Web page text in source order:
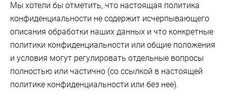
Мы хотели бы отметить, что настоящая политика
конфиденциальности не содержит исчерпывающего
описания обработки наших данных и что конкретные
политики конфиденциальности или общие положения
и условия могут регулировать отдельные вопросы
полностью или частично (со ссылкой в настоящей
политике конфиденциальности или без нее).